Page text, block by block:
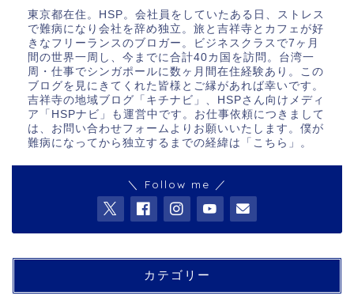
東京都在住。HSP。会社員をしていたある日、ストレス
で難病になり会社を辞め独立。旅と吉祥寺とカフェが好
きなフリーランスのブロガー。ビジネスクラスで7ヶ月
間の世界一周し、今までに合計40カ国を訪問。台湾一
周・仕事でシンガポールに数ヶ月間在住経験あり。この
ブログを見にきてくれた皆様とご縁があれば幸いです。
吉祥寺の地域ブログ「キチナビ」、HSPさん向けメディ
ア「HSPナビ」も運営中です。お仕事依頼につきまして
は、お問い合わせフォームよりお願いいたします。僕が
難病になってから独立するまでの経緯は「 こちら 」。
＼ Follow me ／
カテゴリー